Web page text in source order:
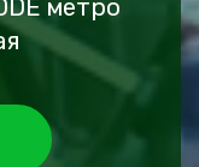
метро